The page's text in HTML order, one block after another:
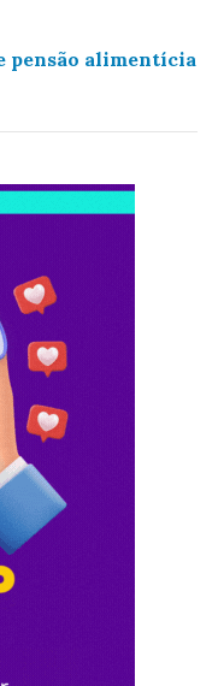
pensão alimentícia